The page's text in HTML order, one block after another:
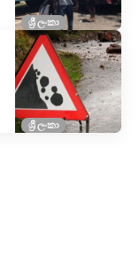
ශ්‍රී ලංකා
ශ්‍රී ලංකා